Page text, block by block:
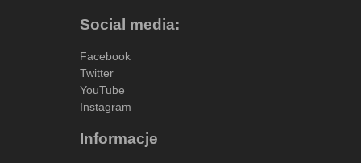
Social media:
Facebook
Twitter
YouTube
Instagram
Informacje